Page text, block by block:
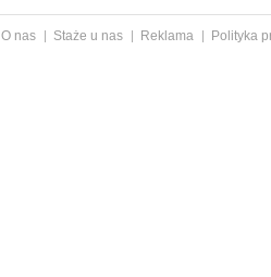
O nas Staże u nas Reklama
Polityka